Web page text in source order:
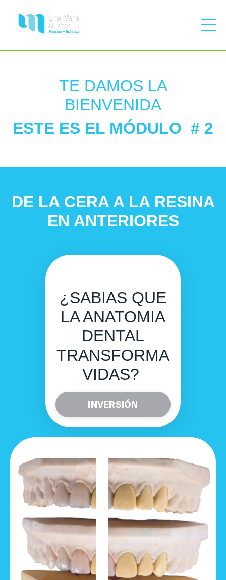
TE DAMOS LA
BIENVENIDA
ESTE ES EL MÓDULO # 2
DE LA CERA A LA RESINA
EN ANTERIORES
¿SABIAS QUE
LA ANATOMIA
DENTAL
TRANSFORMA
VIDAS?
INVERSIÓN